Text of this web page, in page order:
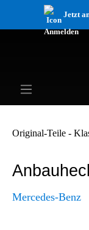
Jetzt
Original-Teile -
Mercedes-Benz